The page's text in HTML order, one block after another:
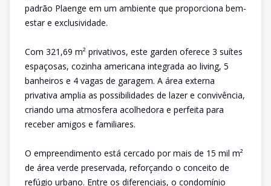
padrão Plaenge em um ambiente que proporciona bem-
estar e exclusividade.
Com 321,69 m² privativos, este garden oferece 3 suítes
espaçosas, cozinha americana integrada ao living, 5
banheiros e 4 vagas de garagem. A área externa
privativa amplia as possibilidades de lazer e convivência,
criando uma atmosfera acolhedora e perfeita para
receber amigos e familiares.
O empreendimento está cercado por mais de 15 mil m²
de área verde preservada, reforçando o conceito de
refúgio urbano. Entre os diferenciais, o condomínio